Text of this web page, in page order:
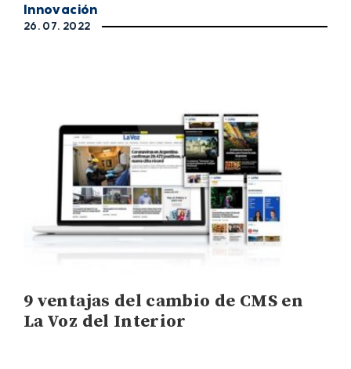
Innovación
26. 07. 2022
9 ventajas del cambio de CMS en
La Voz del Interior